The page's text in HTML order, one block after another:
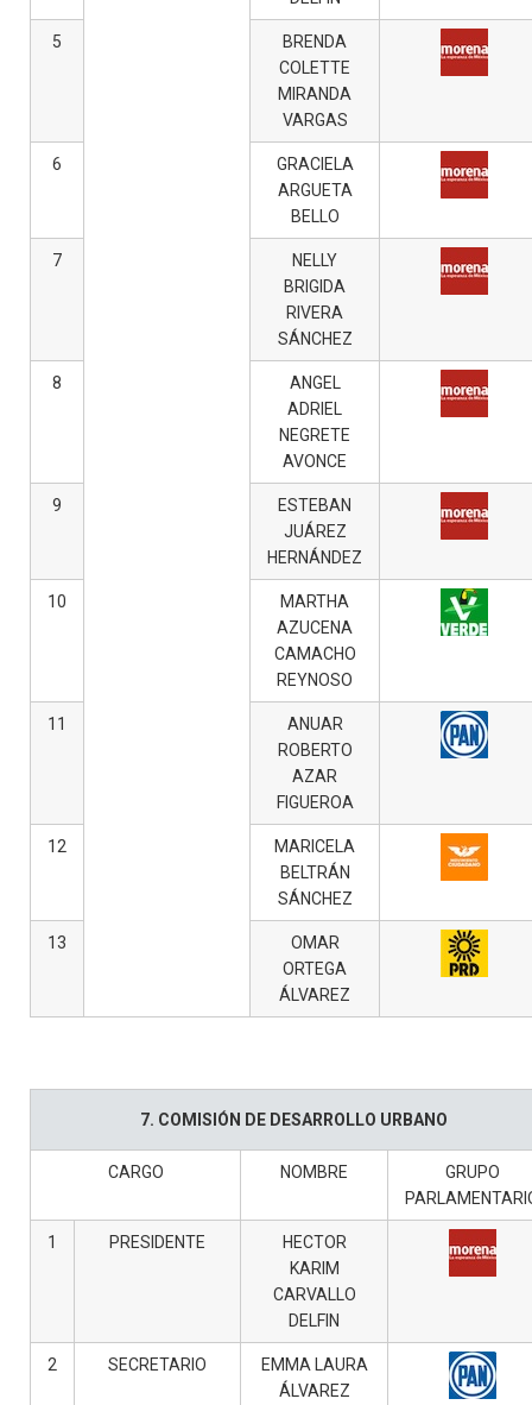
5
BRENDA
COLETTE
MIRANDA
VARGAS
6
GRACIELA
ARGUETA
BELLO
7
NELLY
BRIGIDA
RIVERA
SÁNCHEZ
8
ANGEL
ADRIEL
NEGRETE
AVONCE
9
ESTEBAN
JUÁREZ
HERNÁNDEZ
10
MARTHA
AZUCENA
CAMACHO
REYNOSO
11
ANUAR
ROBERTO
AZAR
FIGUEROA
12
MARICELA
BELTRÁN
SÁNCHEZ
13
OMAR
ORTEGA
ÁLVAREZ
7. COMISIÓN DE DESARROLLO URBANO
CARGO NOMBRE
GRUPO
1 PRESIDENTE
HECTOR
KARIM
CARVALLO
DELFIN
2 SECRETARIO
EMMA LAURA
ÁLVAREZ